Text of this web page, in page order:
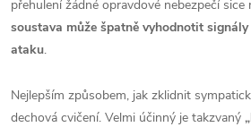
přehulení žádné opravdové nebezpečí sice
soustava může špatně vyhodnotit
ataku.
Nejlepším způsobem, jak zklidnit
dechová cvičení. Velmi účinný je takzvaný